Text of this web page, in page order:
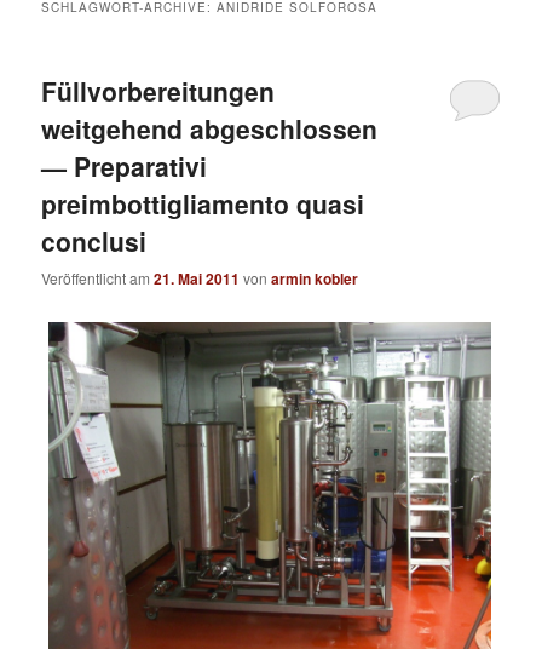
SCHLAGWORT-ARCHIVE:ANIDRIDE SOLFOROSA
Füllvorbereitungen
weitgehend abgeschlossen
— Preparativi
preimbottigliamento quasi
conclusi
Veröffentlicht am21. Mai 2011 vonarmin kobler